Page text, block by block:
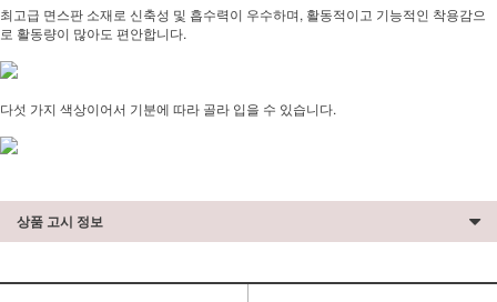
최고급 면스판 소재로 신축성 및 흡수력이 우수하며, 활동적이고 기능적인 착용감으
로 활동량이 많아도 편안합니다.
다섯 가지 색상이어서 기분에 따라 골라 입을 수 있습니다.
상품 고시 정보